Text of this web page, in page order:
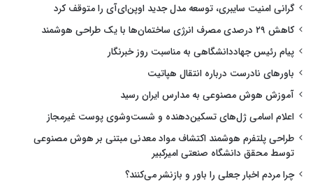
گرانی امنیت سایبری، توسعه مدل جدید اوپن‌ای‌آی را متوقف کرد
کاهش ۲۹ درصدی مصرف انرژی ساختمان‌ها با یک طراحی هوشمند
پیام رئیس جهاددانشگاهی به مناسبت روز خبرنگار
باورهای نادرست درباره انتقال هپاتیت
آموزش هوش مصنوعی به مدارس ایران رسید
اعلام اسامی ژل‌های تسکین‌دهنده و شست‌وشوی پوست غیرمجاز
طراحی پلتفرم هوشمند اکتشاف مواد معدنی مبتنی بر هوش مصنوعی
توسط محقق دانشگاه صنعتی امیرکبیر
چرا مردم اخبار جعلی را باور و بازنشر می‌کنند؟